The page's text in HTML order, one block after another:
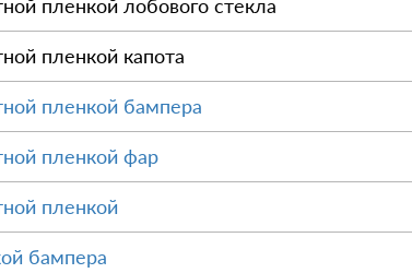
пленкой лобового стекла
пленкой капота
пленкой бампера
пленкой фар
пленкой
бампера